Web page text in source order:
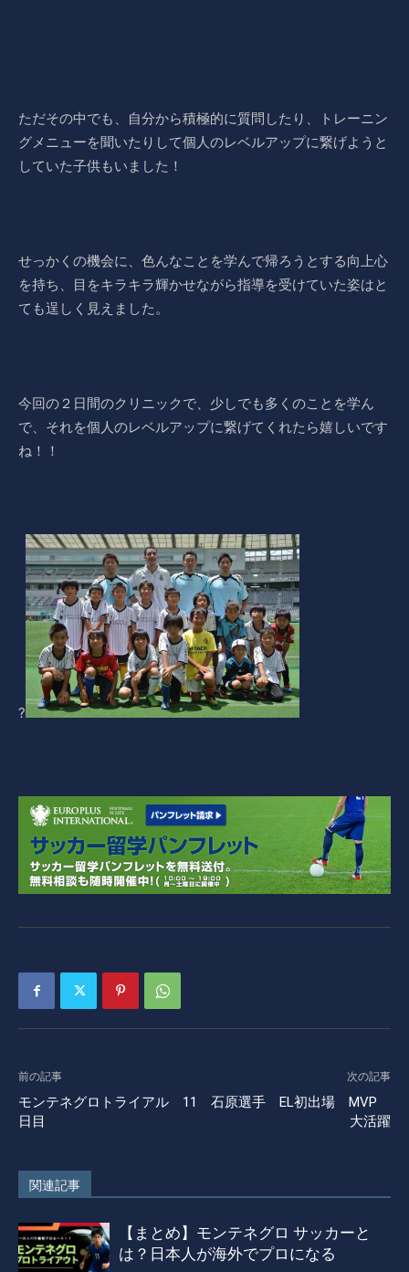
ただその中でも、自分から積極的に質問したり、トレーニン
グメニューを聞いたりして個人のレベルアップに繋げようと
していた子供もいました！
せっかくの機会に、色んなことを学んで帰ろうとする向上心
を持ち、目をキラキラ輝かせながら指導を受けていた姿はと
ても逞しく見えました。
今回の２日間のクリニックで、少しでも多くのことを学ん
で、それを個人のレベルアップに繋げてくれたら嬉しいです
ね！！
?
前の記事
モンテネグロトライアル 11
日目
次の記事
石原選手 EL初出場 MVP
大活躍
関連記事
【まとめ】モンテネグロ サッカーと
は？日本人が海外でプロになる